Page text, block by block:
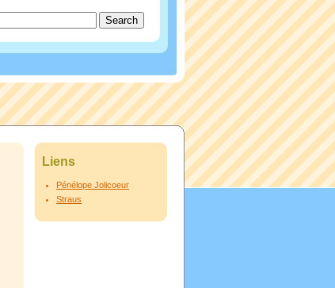
Liens
Pénélope Jolicoeur
Straus